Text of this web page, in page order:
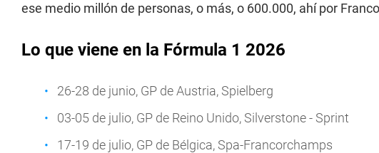
ese medio millón de personas, o más, o 600.000, ahí por
Lo que viene en la Fórmula 1 2026
26-28 de junio, GP de Austria, Spielberg
03-05 de julio, GP de Reino Unido, Silverstone - Sprint
17-19 de julio, GP de Bélgica, Spa-Francorchamps